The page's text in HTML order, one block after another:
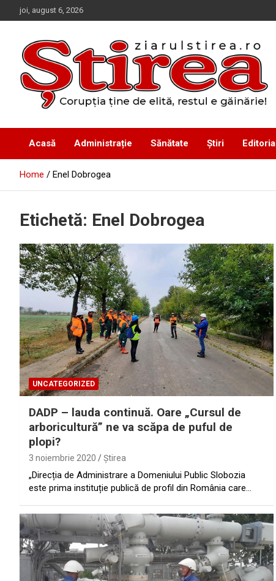
to
joi, august 6, 2026
Ziarul Știrea
Acasă Administrație Sănătate Știri Editorial
Home Enel Dobrogea
Etichetă: Enel Dobrogea
UNCATEGORIZED
DADP – lauda continuă. Oare „Cursul de
arboricultură” ne va scăpa de puful de
plopi?
3 noiembrie 2020 Ştirea
„Direcția de Administrare a Domeniului Public Slobozia
este prima instituție publică de profil din România care…